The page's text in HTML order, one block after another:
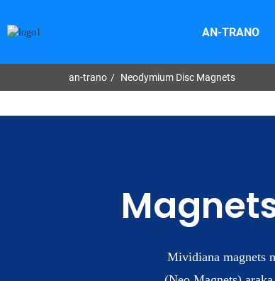
AN-TRANO
an-trano Neodymium Disc Magnets
Mividiana magnets